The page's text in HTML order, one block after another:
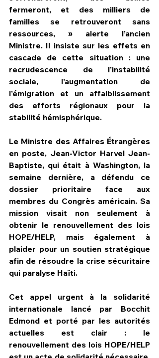
fermeront, et des milliers de
familles se retrouveront sans
ressources, » alerte l’ancien
Ministre. Il insiste sur les effets en
cascade de cette situation : une
recrudescence de l’instabilité
sociale, l’augmentation de
l’émigration et un affaiblissement
des efforts régionaux pour la
stabilité hémisphérique.
Le Ministre des Affaires Étrangères
en poste, Jean-Victor Harvel Jean-
Baptiste, qui était à Washington, la
semaine dernière, a défendu ce
dossier prioritaire face aux
membres du Congrès américain. Sa
mission visait non seulement à
obtenir le renouvellement des lois
HOPE/HELP, mais également à
plaider pour un soutien stratégique
afin de résoudre la crise sécuritaire
qui paralyse Haïti.
Cet appel urgent à la solidarité
internationale lancé par Bocchit
Edmond et porté par les autorités
actuelles est clair : le
renouvellement des lois HOPE/HELP